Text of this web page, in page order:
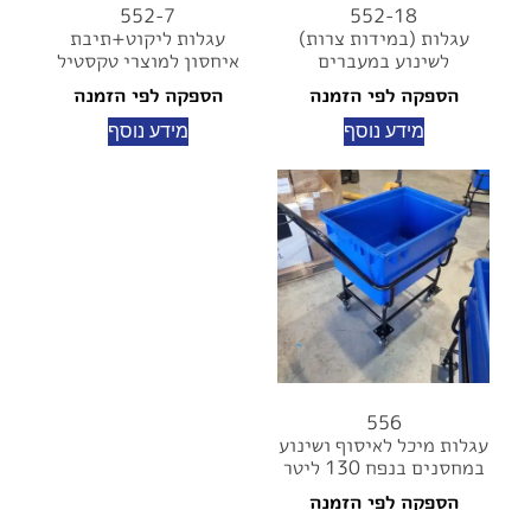
552-18
עגלות (במידות צרות)
לשינוע במעברים
הספקה לפי הזמנה
מידע נוסף
552-7
עגלות ליקוט+תיבת
איחסון למוצרי טקסטיל
הספקה לפי הזמנה
מידע נוסף
556
עגלות מיכל לאיסוף ושינוע
במחסנים בנפח 130 ליטר
הספקה לפי הזמנה